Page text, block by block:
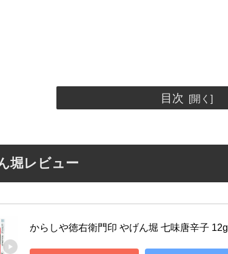
目次
堀レビュー
からしや徳右衛門印 やげん堀 七味唐辛子 12g